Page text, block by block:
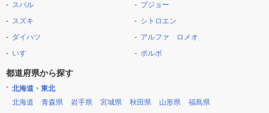
スバル
スズキ
ダイハツ
いすゞ
プジョー
シトロエン
アルファ ロメオ
ボルボ
都道府県から探す
北海道・東北
北海道
青森県 岩手県 宮城県 秋田県 山形県 福島県